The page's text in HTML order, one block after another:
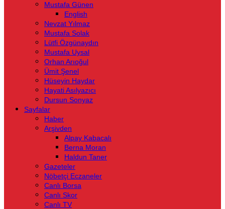
Mustafa Günen
English
Nevzat Yılmaz
Mustafa Solak
Lütfi Özgünaydın
Mustafa Uysal
Orhan Arıoğul
Ümit Şenel
Hüseyin Haydar
Hayati Asılyazıcı
Dursun Sonyaz
Sayfalar
Haber
Arşivden
Alpay Kabacalı
Berna Moran
Haldun Taner
Gazeteler
Nöbetçi Eczaneler
Canlı Borsa
Canlı Skor
Canlı TV